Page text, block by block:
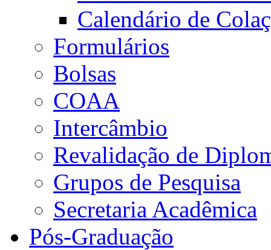
Calendário de
Formulários
Bolsas
COAA
Intercâmbio
Revalidação de
Grupos de Pesquisa
Secretaria Acadêmica
Pós-Graduação